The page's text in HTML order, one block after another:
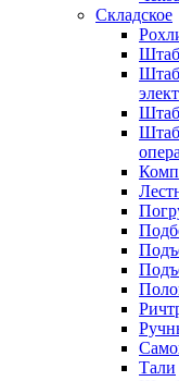
Складское
Тали